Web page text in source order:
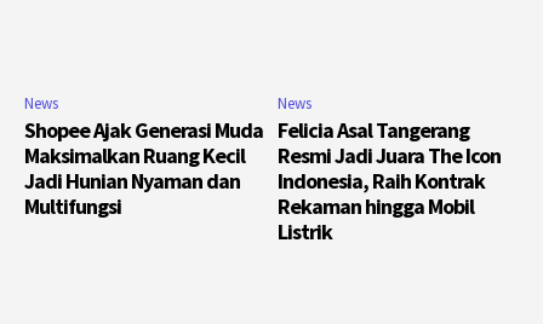
News
Shopee Ajak Generasi Muda
Maksimalkan Ruang Kecil
Jadi Hunian Nyaman dan
Multifungsi
News
Felicia Asal Tangerang
Resmi Jadi Juara The Icon
Indonesia, Raih Kontrak
Rekaman hingga Mobil
Listrik